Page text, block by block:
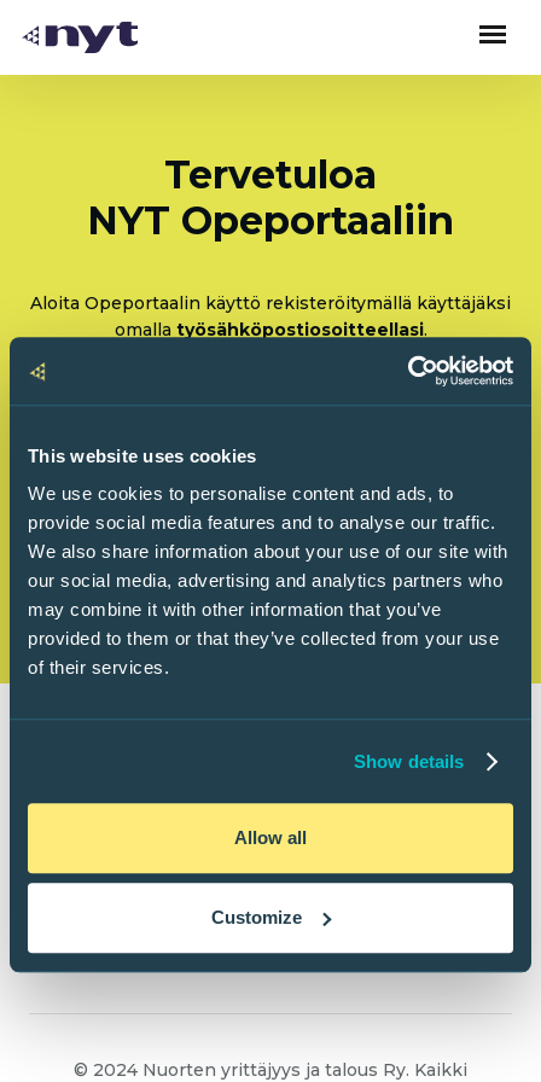
This website uses cookies
We use cookies to personalise content and ads, to
provide social media features and to analyse our traffic.
We also share information about your use of our site with
our social media, advertising and analytics partners who
may combine it with other information that you’ve
provided to them or that they’ve collected from your use
of their services.
Show details
Allow all
Customize
Tervetuloa
NYT Opeportaaliin
Aloita Opeportaalin käyttö rekisteröitymällä käyttäjäksi
omalla työsähköpostiosoitteellasi.
Rekisteröidy: Olen tulossa käyttämään Opeportaalia
ensimmäistä kertaa
Kirjaudu sisään: Olen käyttänyt Opeportaalia
ennenkin
© 2024 Nuorten yrittäjyys ja talous Ry. Kaikki